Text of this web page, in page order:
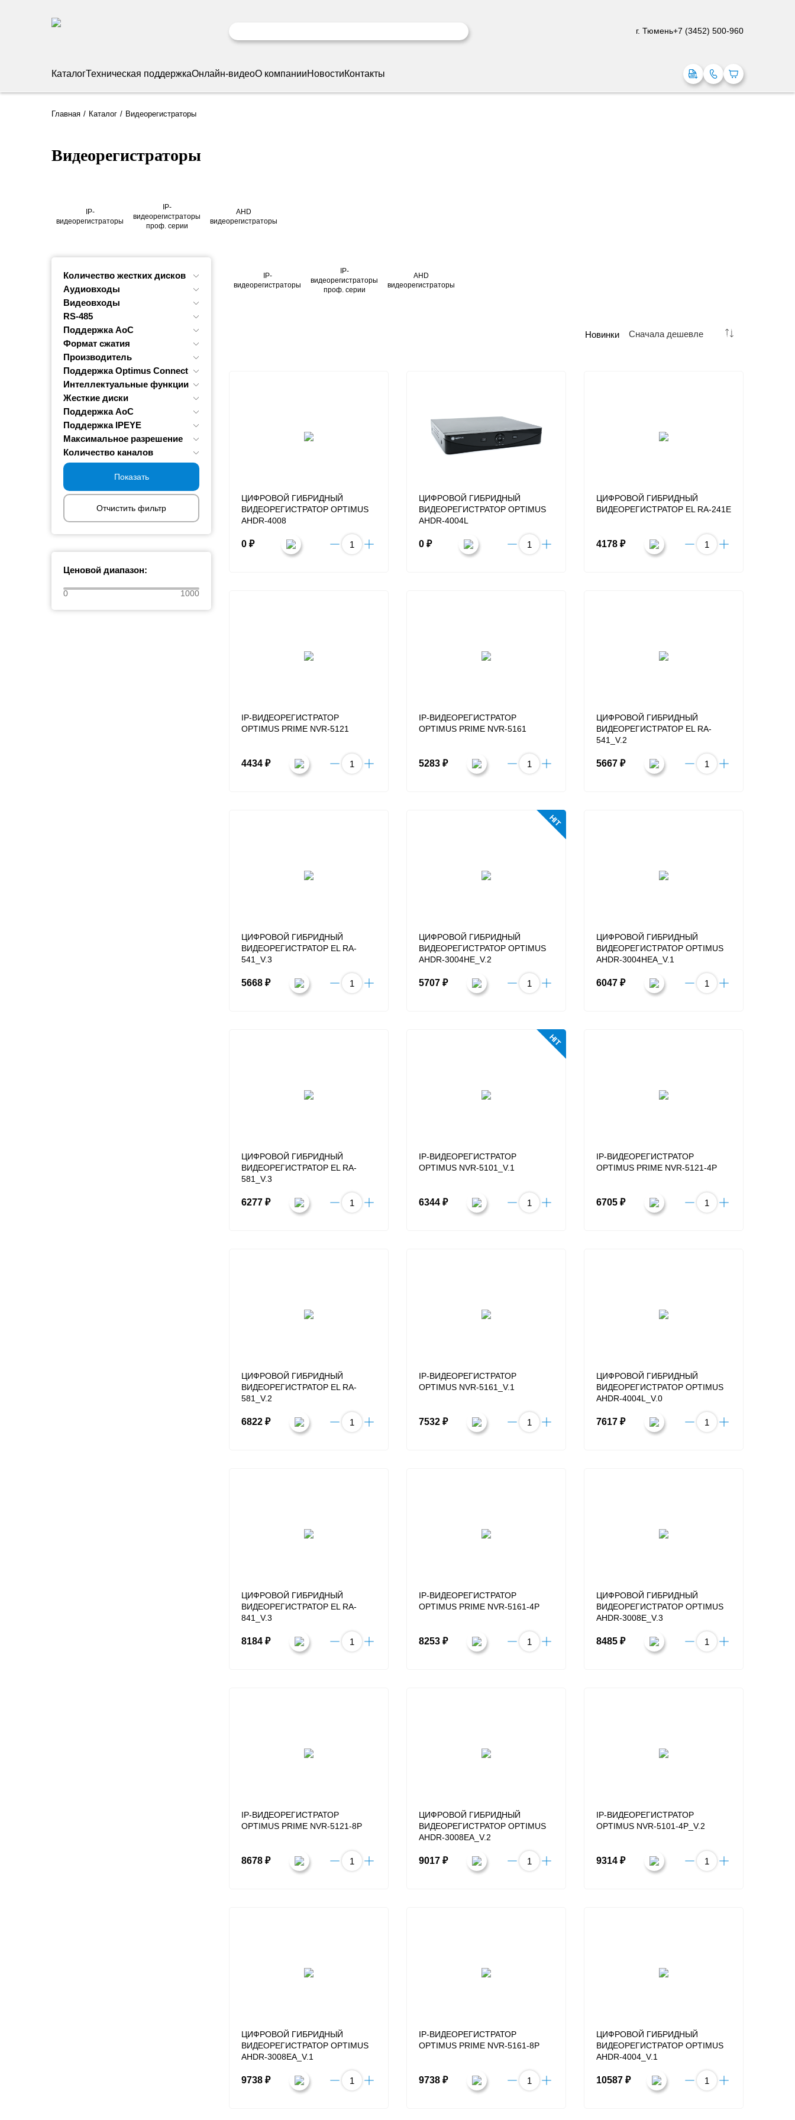
г. Тюмень+7 (3452) 500-960
КаталогТехническая поддержкаОнлайн-видеоО компанииНовостиКонтакты
Главная Каталог Видеорегистраторы
Видеорегистраторы
IP-
видеорегистраторы
IP-
видеорегистраторы
проф. серии
AHD
видеорегистраторы
Количество жестких дисков
Аудиовходы
Видеовходы
RS-485
Поддержка AoC
Формат сжатия
Производитель
Поддержка Optimus Connect
Интеллектуальные функции
Жесткие диски
Поддержка AoC
Поддержка IPEYE
Максимальное разрешение
Количество каналов
Показать
Отчистить фильтр
Ценовой диапазон:
0 1000
IP-
видеорегистраторы
IP-
видеорегистраторы
проф. серии
AHD
видеорегистраторы
Новинки Сначала дешевле
ЦИФРОВОЙ ГИБРИДНЫЙ
ВИДЕОРЕГИСТРАТОР OPTIMUS
AHDR-4008
0 ₽
ЦИФРОВОЙ ГИБРИДНЫЙ
ВИДЕОРЕГИСТРАТОР OPTIMUS
AHDR-4004L
0 ₽
ЦИФРОВОЙ ГИБРИДНЫЙ
ВИДЕОРЕГИСТРАТОР EL RA-241E
4178 ₽
IP-ВИДЕОРЕГИСТРАТОР
OPTIMUS PRIME NVR-5121
4434 ₽
IP-ВИДЕОРЕГИСТРАТОР
OPTIMUS PRIME NVR-5161
5283 ₽
ЦИФРОВОЙ ГИБРИДНЫЙ
ВИДЕОРЕГИСТРАТОР EL RA-
541_V.2
5667 ₽
ЦИФРОВОЙ ГИБРИДНЫЙ
ВИДЕОРЕГИСТРАТОР EL RA-
541_V.3
5668 ₽
HIT
ЦИФРОВОЙ ГИБРИДНЫЙ
ВИДЕОРЕГИСТРАТОР OPTIMUS
AHDR-3004HE_V.2
5707 ₽
ЦИФРОВОЙ ГИБРИДНЫЙ
ВИДЕОРЕГИСТРАТОР OPTIMUS
AHDR-3004HEA_V.1
6047 ₽
ЦИФРОВОЙ ГИБРИДНЫЙ
ВИДЕОРЕГИСТРАТОР EL RA-
581_V.3
6277 ₽
HIT
IP-ВИДЕОРЕГИСТРАТОР
OPTIMUS NVR-5101_V.1
6344 ₽
IP-ВИДЕОРЕГИСТРАТОР
OPTIMUS PRIME NVR-5121-4P
6705 ₽
ЦИФРОВОЙ ГИБРИДНЫЙ
ВИДЕОРЕГИСТРАТОР EL RA-
581_V.2
6822 ₽
IP-ВИДЕОРЕГИСТРАТОР
OPTIMUS NVR-5161_V.1
7532 ₽
ЦИФРОВОЙ ГИБРИДНЫЙ
ВИДЕОРЕГИСТРАТОР OPTIMUS
AHDR-4004L_V.0
7617 ₽
ЦИФРОВОЙ ГИБРИДНЫЙ
ВИДЕОРЕГИСТРАТОР EL RA-
841_V.3
8184 ₽
IP-ВИДЕОРЕГИСТРАТОР
OPTIMUS PRIME NVR-5161-4P
8253 ₽
ЦИФРОВОЙ ГИБРИДНЫЙ
ВИДЕОРЕГИСТРАТОР OPTIMUS
AHDR-3008E_V.3
8485 ₽
IP-ВИДЕОРЕГИСТРАТОР
OPTIMUS PRIME NVR-5121-8P
8678 ₽
ЦИФРОВОЙ ГИБРИДНЫЙ
ВИДЕОРЕГИСТРАТОР OPTIMUS
AHDR-3008EA_V.2
9017 ₽
IP-ВИДЕОРЕГИСТРАТОР
OPTIMUS NVR-5101-4P_V.2
9314 ₽
ЦИФРОВОЙ ГИБРИДНЫЙ
ВИДЕОРЕГИСТРАТОР OPTIMUS
AHDR-3008EA_V.1
9738 ₽
IP-ВИДЕОРЕГИСТРАТОР
OPTIMUS PRIME NVR-5161-8P
9738 ₽
ЦИФРОВОЙ ГИБРИДНЫЙ
ВИДЕОРЕГИСТРАТОР OPTIMUS
AHDR-4004_V.1
10587 ₽